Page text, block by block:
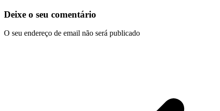
Deixe o seu comentário
O seu endereço de email não será publicado